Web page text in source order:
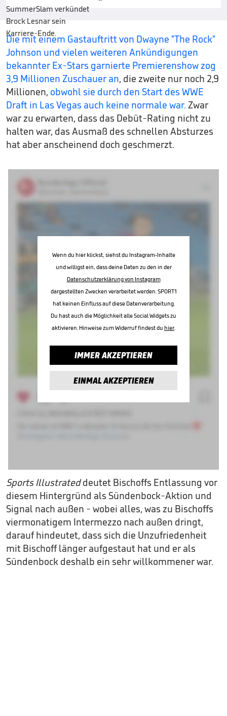
Die mit einem Gastauftritt von Dwayne "The Rock"
Johnson und vielen weiteren Ankündigungen
bekannter Ex-Stars garnierte Premierenshow zog
3,9 Millionen Zuschauer an, die zweite nur noch 2,9
Millionen, obwohl sie durch den Start des WWE
Draft in Las Vegas auch keine normale war. Zwar
war zu erwarten, dass das Debüt-Rating nicht zu
halten war, das Ausmaß des schnellen Absturzes
hat aber anscheinend doch geschmerzt.
Wenn du hier klickst, siehst du Instagram-Inhalte
und willigst ein, dass deine Daten zu den in der
Datenschutzerklärung von Instagram
dargestellten Zwecken verarbeitet werden. SPORT1
hat keinen Einfluss auf diese Datenverarbeitung.
Du hast auch die Möglichkeit alle Social Widgets zu
aktivieren. Hinweise zum Widerruf findest du hier.
IMMER AKZEPTIEREN
EINMAL AKZEPTIEREN
Sports Illustrateddeutet Bischoffs Entlassung vor
diesem Hintergründ als Sündenbock-Aktion und
Signal nach außen - wobei alles, was zu Bischoffs
viermonatigem Intermezzo nach außen dringt,
darauf hindeutet, dass sich die Unzufriedenheit
mit Bischoff länger aufgestaut hat und er als
Sündenbock deshalb ein sehr willkommener war.